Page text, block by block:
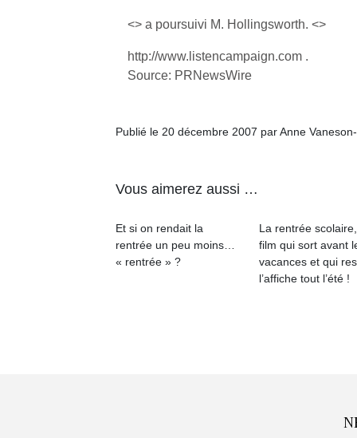
<> a poursuivi M. Hollingsworth. <>
http://www.listencampaign.com .
Source: PRNewsWire
Publié le 20 décembre 2007 par Anne
Vous aimerez aussi …
Et si on rendait la
rentrée un peu moins…
« rentrée » ?
La rentrée
film qui sort avant
vacances et qui
l’affiche tout l’été !